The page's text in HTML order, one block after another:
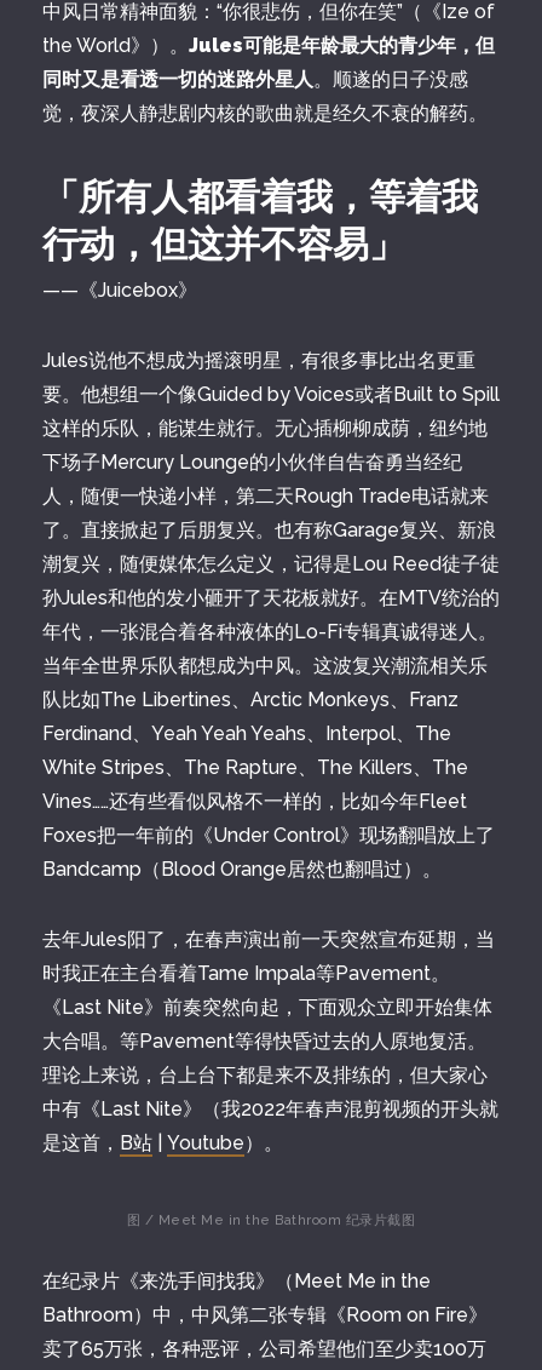
中风日常精神面貌：“你很悲伤，但你在笑”（《Ize of
the World》）。 Jules可能是年龄最大的青少年，但
同时又是看透一切的迷路外星人。顺遂的日子没感
觉，夜深人静悲剧内核的歌曲就是经久不衰的解药。
「所有人都看着我，等着我
行动，但这并不容易」
——《Juicebox》
Jules说他不想成为摇滚明星，有很多事比出名更重
要。他想组一个像Guided by Voices或者Built to Spill
这样的乐队，能谋生就行。无心插柳柳成荫，纽约地
下场子Mercury Lounge的小伙伴自告奋勇当经纪
人，随便一快递小样，第二天Rough Trade电话就来
了。直接掀起了后朋复兴。也有称Garage复兴、新浪
潮复兴，随便媒体怎么定义，记得是Lou Reed徒子徒
孙Jules和他的发小砸开了天花板就好。在MTV统治的
年代，一张混合着各种液体的Lo-Fi专辑真诚得迷人。
当年全世界乐队都想成为中风。这波复兴潮流相关乐
队比如The Libertines、Arctic Monkeys、Franz
Ferdinand、Yeah Yeah Yeahs、Interpol、The
White Stripes、The Rapture、The Killers、The
Vines……还有些看似风格不一样的，比如今年Fleet
Foxes把一年前的《Under Control》现场翻唱放上了
Bandcamp（Blood Orange居然也翻唱过）。
去年Jules阳了，在春声演出前一天突然宣布延期，当
时我正在主台看着Tame Impala等Pavement。
《Last Nite》前奏突然向起，下面观众立即开始集体
大合唱。等Pavement等得快昏过去的人原地复活。
理论上来说，台上台下都是来不及排练的，但大家心
中有《Last Nite》（我2022年春声混剪视频的开头就
是这首， B站 Youtube）。
图 / Meet Me in the Bathroom 纪录片截图
在纪录片《来洗手间找我》（Meet Me in the
Bathroom）中，中风第二张专辑《Room on Fire》
卖了65万张，各种恶评，公司希望他们至少卖100万